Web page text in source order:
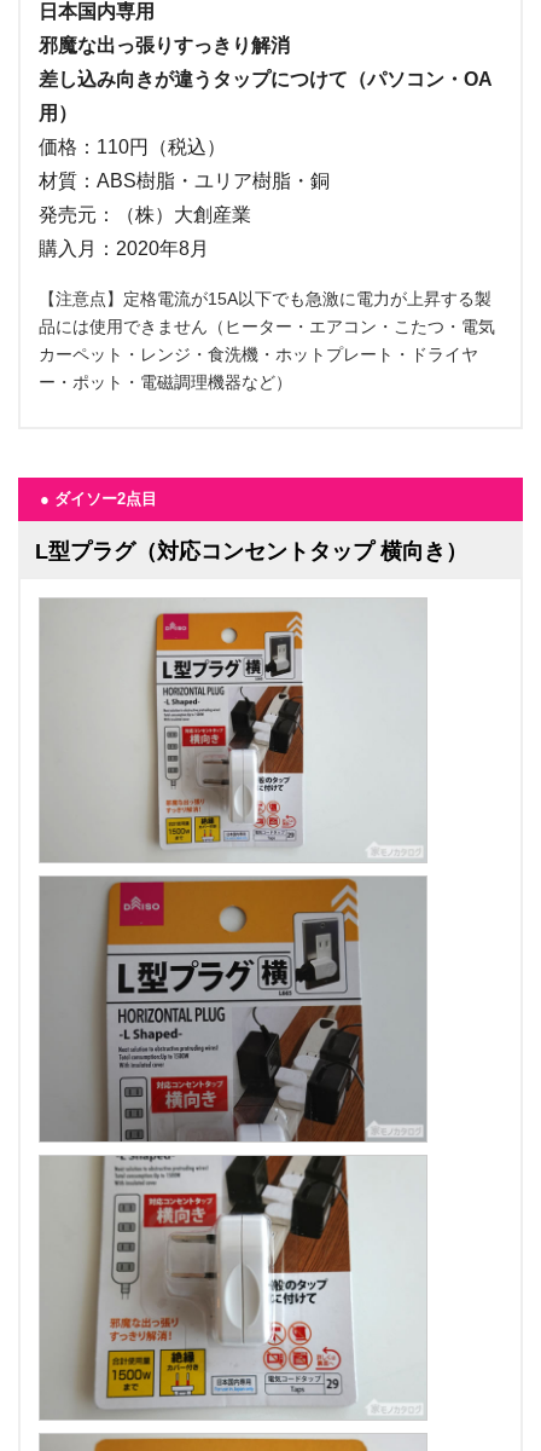
日本国内専用
邪魔な出っ張りすっきり解消
差し込み向きが違うタップにつけて（パソコン・OA
用）
価格：110円（税込）
材質：ABS樹脂・ユリア樹脂・銅
発売元：（株）大創産業
購入月：2020年8月
【注意点】定格電流が15A以下でも急激に電力が上昇する製
品には使用できません（ヒーター・エアコン・こたつ・電気
カーペット・レンジ・食洗機・ホットプレート・ドライヤ
ー・ポット・電磁調理機器など）
● ダイソー2点目
L型プラグ（対応コンセントタップ 横向き）